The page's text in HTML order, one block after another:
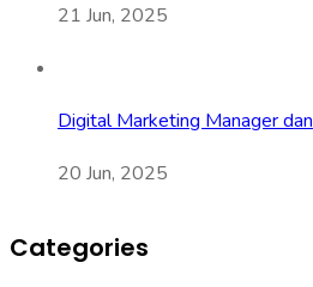
21 Jun, 2025
Digital Marketing Manager dan
20 Jun, 2025
Categories